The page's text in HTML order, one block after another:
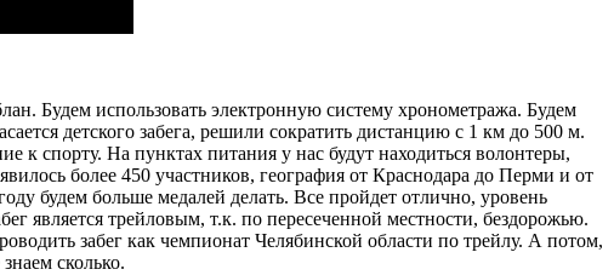
Будем использовать электронную систему хронометража. Будем
детского забега, решили сократить дистанцию с 1 км до 500 м.
к спорту. На пунктах питания у нас будут находиться волонтеры,
более 450 участников, география от Краснодара до Перми и от
будем больше медалей делать. Все пройдет отлично, уровень
является трейловым, т.к. по пересеченной местности, бездорожью.
забег как чемпионат Челябинской области по трейлу. А потом,
сколько.